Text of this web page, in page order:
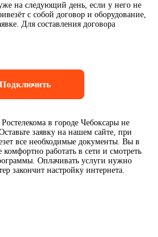
на следующий день, если у него не
с собой договор и оборудование,
Для составления договора
Подключить
в городе Чебоксары не
заявку на нашем сайте, при
все необходимые документы. Вы в
работать в сети и смотреть
Оплачивать услуги нужно
закончит настройку интернета.